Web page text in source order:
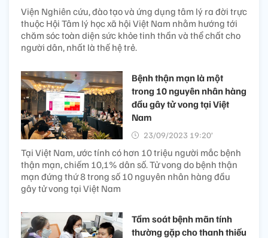
Viện Nghiên cứu, đào tạo và ứng dụng tâm lý ra đời trực
thuộc Hội Tâm lý học xã hội Việt Nam nhằm hướng tới
chăm sóc toàn diện sức khỏe tinh thần và thể chất cho
người dân, nhất là thế hệ trẻ.
Bệnh thận mạn là một
trong 10 nguyên nhân hàng
đầu gây tử vong tại Việt
Nam
23/09/2023 19:20’
Tại Việt Nam, ước tính có hơn 10 triệu người mắc bệnh
thận mạn, chiếm 10,1% dân số. Tử vong do bệnh thận
mạn đứng thứ 8 trong số 10 nguyên nhân hàng đầu
gây tử vong tại Việt Nam
Tầm soát bệnh mãn tính
thường gặp cho thanh thiếu